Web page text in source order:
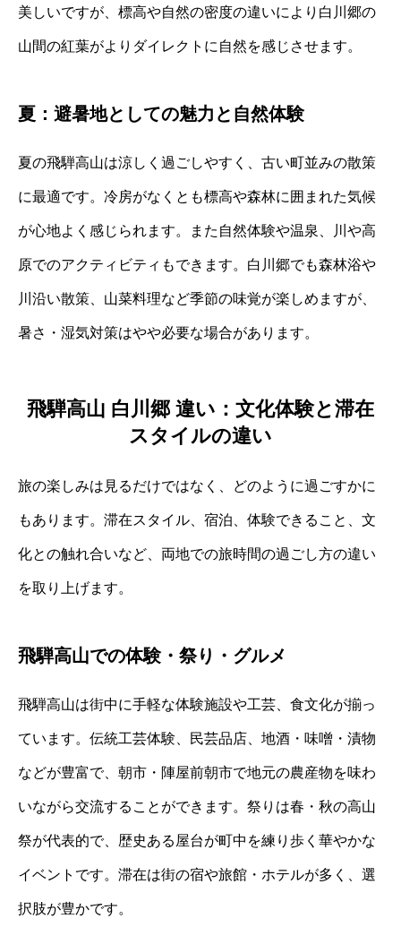
美しいですが、標高や自然の密度の違いにより白川郷の
山間の紅葉がよりダイレクトに自然を感じさせます。
夏：避暑地としての魅力と自然体験
夏の飛騨高山は涼しく過ごしやすく、古い町並みの散策
に最適です。冷房がなくとも標高や森林に囲まれた気候
が心地よく感じられます。また自然体験や温泉、川や高
原でのアクティビティもできます。白川郷でも森林浴や
川沿い散策、山菜料理など季節の味覚が楽しめますが、
暑さ・湿気対策はやや必要な場合があります。
飛騨高山 白川郷 違い：文化体験と滞在
スタイルの違い
旅の楽しみは見るだけではなく、どのように過ごすかに
もあります。滞在スタイル、宿泊、体験できること、文
化との触れ合いなど、両地での旅時間の過ごし方の違い
を取り上げます。
飛騨高山での体験・祭り・グルメ
飛騨高山は街中に手軽な体験施設や工芸、食文化が揃っ
ています。伝統工芸体験、民芸品店、地酒・味噌・漬物
などが豊富で、朝市・陣屋前朝市で地元の農産物を味わ
いながら交流することができます。祭りは春・秋の高山
祭が代表的で、歴史ある屋台が町中を練り歩く華やかな
イベントです。滞在は街の宿や旅館・ホテルが多く、選
択肢が豊かです。